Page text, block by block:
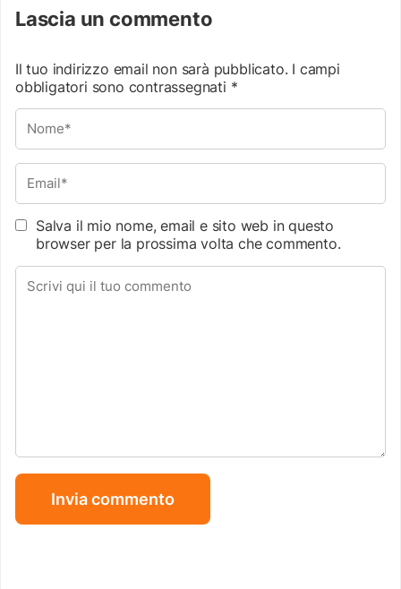
Lascia un commento
Il tuo indirizzo email non sarà pubblicato. I campi
obbligatori sono contrassegnati *
Salva il mio nome, email e sito web in questo
browser per la prossima volta che commento.